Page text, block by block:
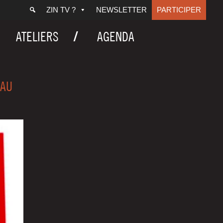
ZIN TV ? NEWSLETTER PARTICIPER
ATELIERS AGENDA